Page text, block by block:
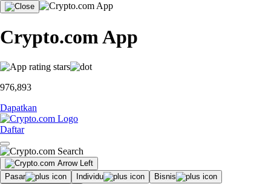
Crypto.com App
976,893
Dapatkan
Daftar
Pasar Individu
Bisnis